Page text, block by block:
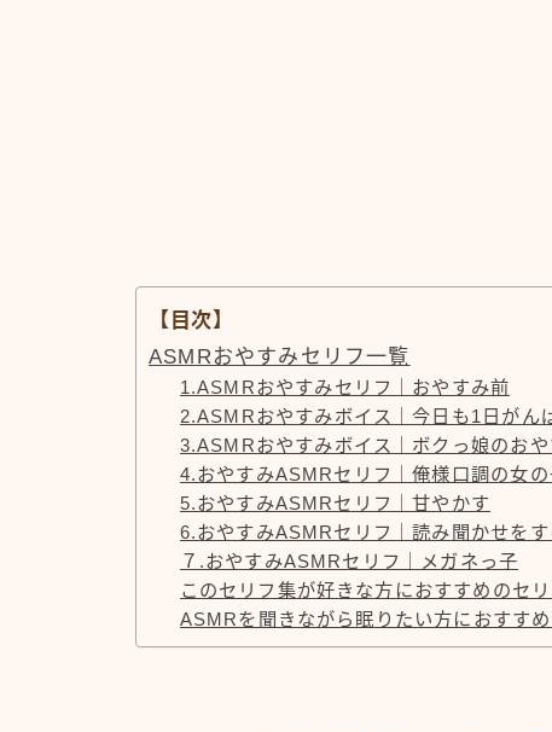
【目次】
ASMRおやすみセリフ一覧
1.ASMRおやすみセリフ｜おやすみ前
2.ASMRおやすみボイス｜今日も1日がん
3.ASMRおやすみボイス｜ボクっ娘のお
4.おやすみASMRセリフ｜俺様口調の女の
5.おやすみASMRセリフ｜甘やかす
6.おやすみASMRセリフ｜読み聞かせをす
７.おやすみASMRセリフ｜メガネっ子
このセリフ集が好きな方におすすめのセ
ASMRを聞きながら眠りたい方におすす